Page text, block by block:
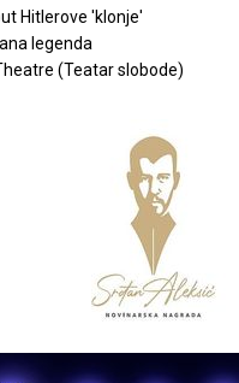
Hitlerove 'klonje'
legenda
(Teatar slobode)